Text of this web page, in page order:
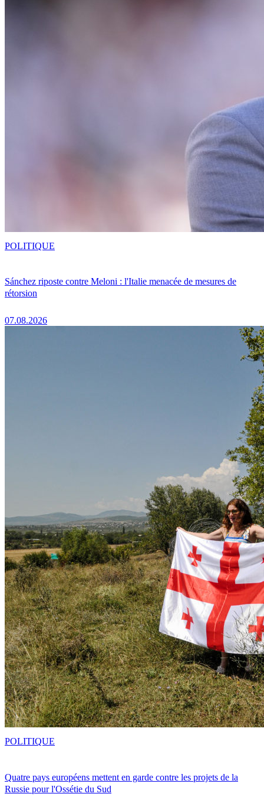
Sánchez riposte contre Meloni : l'Italie menacée de mesures de
rétorsion
07.08.2026
POLITIQUE
Quatre pays européens mettent en garde contre les projets de la
Russie pour l'Ossétie du Sud
POLITIQUE